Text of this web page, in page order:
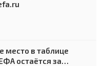
место в таблице
остаётся за